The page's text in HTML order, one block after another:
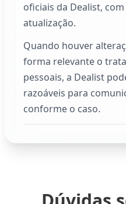
oficiais da Dealist,
atualização.
Quando houver
forma relevante o
pessoais, a Dealist
razoáveis para
conforme o caso.